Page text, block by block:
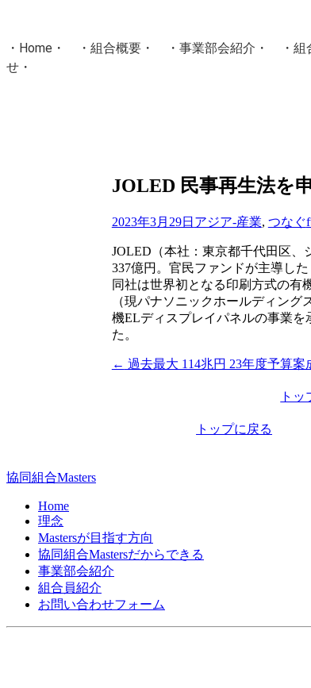
・ Home ・ ・ 組合概要 ・ ・ 事業部会紹介 ・ ・ 組
せ ・
Masters組合員ログインJOLED 民事再生法を
2023年3月29日 アジア-産業, つなぐ
JOLED（本社：東京都千代田区
337億円。官民ファンドが主導し
同社は世界初となる印刷方式の有
（現パナソニックホールディン
機ELディスプレイパネルの事業
た。
投
ョ
ン
← 過去最大 114兆円 23年度予算案
トッ
トップに戻る
協同組合Masters
Home
理念
Mastersが目指す方向
協同組合Mastersだからできる
事業部会紹介
組合員紹介
お問い合わせフォーム